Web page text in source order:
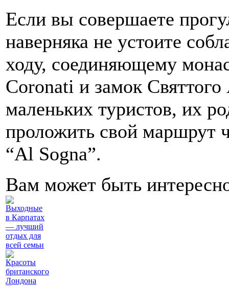
Если вы совершаете
наверняка не устоите
ходу, соединяющему
Coronati и замок
маленьких туристов, их
проложить свой маршрут
“Al Sogna”.
Вам может быть
Выходные
в Карпатах
— лучший
отдых для
всей семьи
Красоты
британского
Лондона